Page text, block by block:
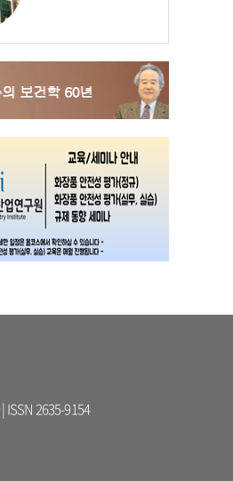
ISSN 2635-9154